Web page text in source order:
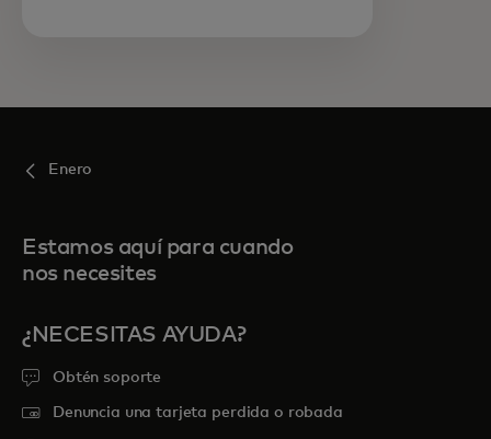
Enero
Estamos aquí para cuando
nos necesites
¿NECESITAS AYUDA?
Obtén soporte
Denuncia una tarjeta perdida o robada